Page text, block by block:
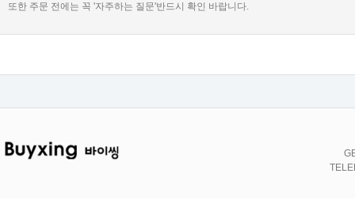
또한 주문 전에는 꼭 '자주하는 질문'반드시 확인 바랍니다.